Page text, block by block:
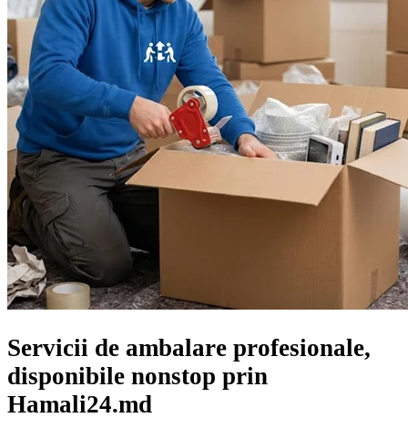
Servicii de ambalare profesionale,
disponibile nonstop prin
Hamali24.md